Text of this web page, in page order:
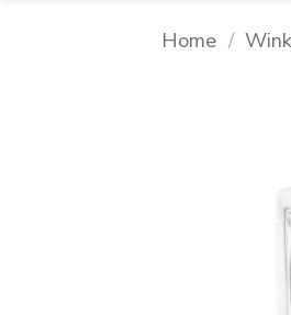
Home /